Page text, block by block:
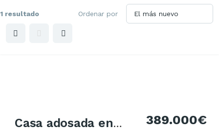
1 resultado Ordenar por
Casa adosada en 389.000€